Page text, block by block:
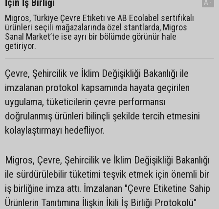
Migros, Türkiye Çevre Etiketi ve AB Ecolabel sertifikalı
ürünleri seçili mağazalarında özel stantlarda, Migros
Sanal Market’te ise ayrı bir bölümde görünür hale
getiriyor.
A-
Çevre, Şehircilik ve İklim Değişikliği Bakanlığı ile
imzalanan protokol kapsamında hayata geçirilen
uygulama, tüketicilerin çevre performansı
doğrulanmış ürünleri bilinçli şekilde tercih etmesini
kolaylaştırmayı hedefliyor.
Migros, Çevre, Şehircilik ve İklim Değişikliği Bakanlığı
ile sürdürülebilir tüketimi teşvik etmek için önemli bir
iş birliğine imza attı. İmzalanan "Çevre Etiketine Sahip
Ürünlerin Tanıtımına İlişkin İkili İş Birliği Protokolü"